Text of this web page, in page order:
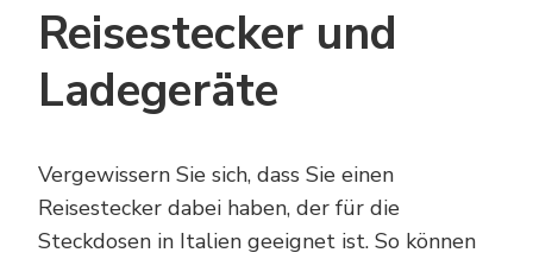
Reisestecker und
Ladegeräte
Vergewissern Sie sich, dass Sie einen
Reisestecker dabei haben, der für die
Steckdosen in Italien geeignet ist. So können